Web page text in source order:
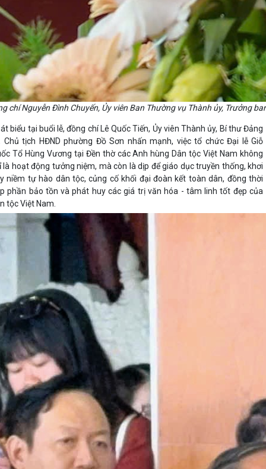
chí Nguyễn Đình Chuyến, Ủy viên Ban Thường vụ Thành ủy, Trưởng
biểu tại buổi lễ, đồng chí Lê Quốc Tiến, Ủy viên Thành ủy, Bí thư Đảng
Chủ tịch HĐND phường Đồ Sơn nhấn mạnh, việc tổ chức Đại lễ Giỗ
Tổ Hùng Vương tại Đền thờ các Anh hùng Dân tộc Việt Nam không
là hoạt động tưởng niệm, mà còn là dịp để giáo dục truyền thống, khơi
niềm tự hào dân tộc, củng cố khối đại đoàn kết toàn dân, đồng thời
phần bảo tồn và phát huy các giá trị văn hóa - tâm linh tốt đẹp của
tộc Việt Nam.